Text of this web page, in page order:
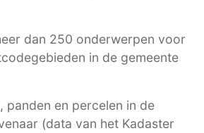
dan 250 onderwerpen voor
in de gemeente
panden en percelen in de
(data van het Kadaster